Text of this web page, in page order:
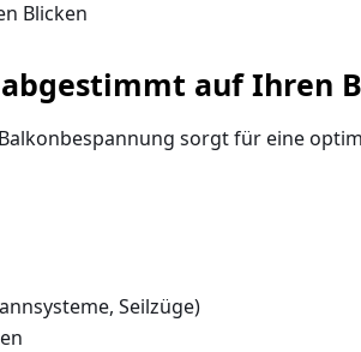
Blicken
auf Ihren
sorgt für eine
Seilzüge)